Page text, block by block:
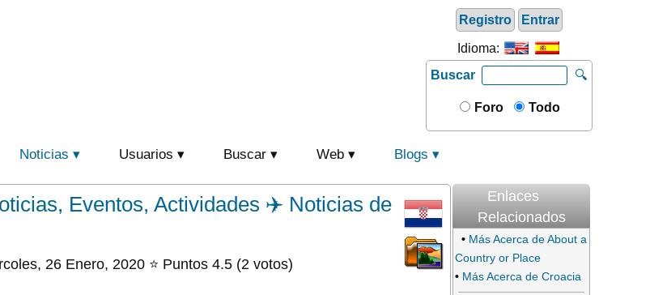
Registro Entrar
Idioma:
Buscar
🔍
Foro Todo
Noticias Usuarios Buscar Web Blogs
Eventos, Actividades ✈️ Noticias de
26 Enero, 2020 ⭐ Puntos 4.5 (2 votos)
Enlaces
Relacionados
• Más Acerca de About a
Country or Place
• Más Acerca de Croacia